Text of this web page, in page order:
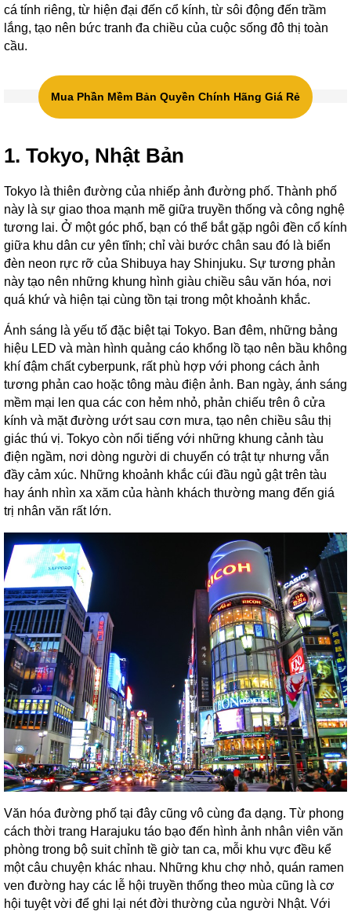
cá tính riêng, từ hiện đại đến cổ kính, từ sôi động đến trầm
lắng, tạo nên bức tranh đa chiều của cuộc sống đô thị toàn
cầu.
Mua Phần Mềm Bản Quyền Chính Hãng Giá Rẻ
1. Tokyo, Nhật Bản
Tokyo là thiên đường của nhiếp ảnh đường phố. Thành phố
này là sự giao thoa mạnh mẽ giữa truyền thống và công nghệ
tương lai. Ở một góc phố, bạn có thể bắt gặp ngôi đền cổ kính
giữa khu dân cư yên tĩnh; chỉ vài bước chân sau đó là biển
đèn neon rực rỡ của Shibuya hay Shinjuku. Sự tương phản
này tạo nên những khung hình giàu chiều sâu văn hóa, nơi
quá khứ và hiện tại cùng tồn tại trong một khoảnh khắc.
Ánh sáng là yếu tố đặc biệt tại Tokyo. Ban đêm, những bảng
hiệu LED và màn hình quảng cáo khổng lồ tạo nên bầu không
khí đậm chất cyberpunk, rất phù hợp với phong cách ảnh
tương phản cao hoặc tông màu điện ảnh. Ban ngày, ánh sáng
mềm mại len qua các con hẻm nhỏ, phản chiếu trên ô cửa
kính và mặt đường ướt sau cơn mưa, tạo nên chiều sâu thị
giác thú vị. Tokyo còn nổi tiếng với những khung cảnh tàu
điện ngầm, nơi dòng người di chuyển có trật tự nhưng vẫn
đầy cảm xúc. Những khoảnh khắc cúi đầu ngủ gật trên tàu
hay ánh nhìn xa xăm của hành khách thường mang đến giá
trị nhân văn rất lớn.
Văn hóa đường phố tại đây cũng vô cùng đa dạng. Từ phong
cách thời trang Harajuku táo bạo đến hình ảnh nhân viên văn
phòng trong bộ suit chỉnh tề giờ tan ca, mỗi khu vực đều kể
một câu chuyện khác nhau. Những khu chợ nhỏ, quán ramen
ven đường hay các lễ hội truyền thống theo mùa cũng là cơ
hội tuyệt vời để ghi lại nét đời thường của người Nhật. Với